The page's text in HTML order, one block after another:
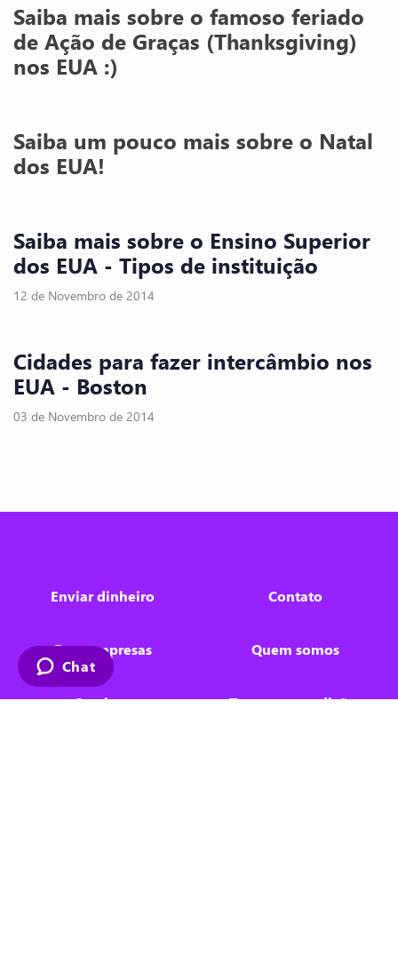
Saiba mais sobre o famoso feriado
de Ação de Graças (Thanksgiving)
nos EUA :)
Saiba um pouco mais sobre o Natal
dos EUA!
Saiba mais sobre o Ensino Superior
dos EUA - Tipos de instituição
12 de Novembro de 2014
Cidades para fazer intercâmbio nos
EUA - Boston
03 de Novembro de 2014
Enviar dinheiro
Para empresas
Serviços
Contato
Quem somos
Termos e condições
Chat